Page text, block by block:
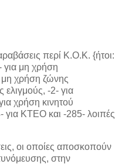
περί Κ.Ο.Κ. {ήτοι:
για μη χρήση
μη χρήση ζώνης
ελιγμούς, -2- για
χρήση κινητού
για ΚΤΕΟ και -285- λοιπές
οι οποίες αποσκοπούν
στην